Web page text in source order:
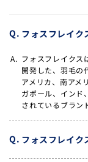
フォスフレイク
フォスフレイクス
開発した、羽毛の
アメリカ、南アメ
ガポール、インド
されているブラン
フォスフレイク